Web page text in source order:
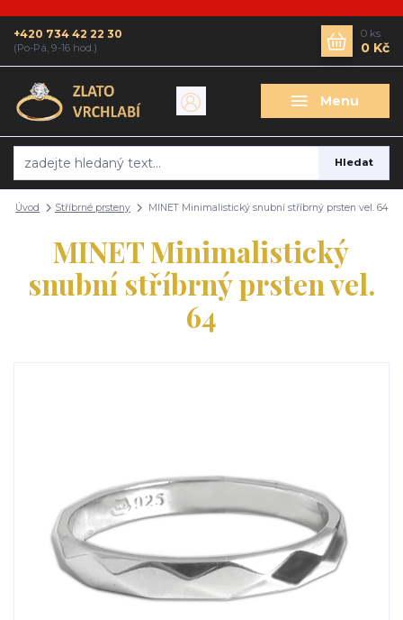
Menu
Hledat
+420 734 42 22 30
(Po-Pá, 9-16 hod.)
0 ks
0 Kč
Úvod Stříbrné prsteny MINET Minimalistický snubní stříbrný prsten vel. 64
MINET Minimalistický
snubní stříbrný prsten vel.
64